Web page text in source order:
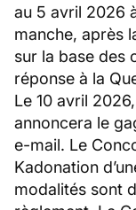
au 5 avril 2026
manche, après
sur la base des
réponse à la
Le 10 avril
annoncera le
e-mail. Le
Kadonation
modalités sont